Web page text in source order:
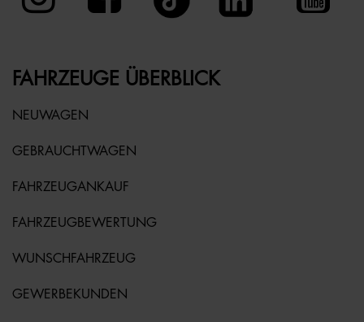
FAHRZEUGE ÜBERBLICK
NEUWAGEN
GEBRAUCHTWAGEN
FAHRZEUGANKAUF
FAHRZEUGBEWERTUNG
WUNSCHFAHRZEUG
GEWERBEKUNDEN